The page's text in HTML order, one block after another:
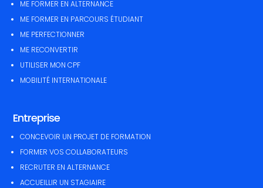
ME FORMER EN ALTERNANCE
ME FORMER EN PARCOURS ÉTUDIANT
ME PERFECTIONNER
ME RECONVERTIR
UTILISER MON CPF
MOBILITÉ INTERNATIONALE
Entreprise
CONCEVOIR UN PROJET DE FORMATION
FORMER VOS COLLABORATEURS
RECRUTER EN ALTERNANCE
ACCUEILLIR UN STAGIAIRE